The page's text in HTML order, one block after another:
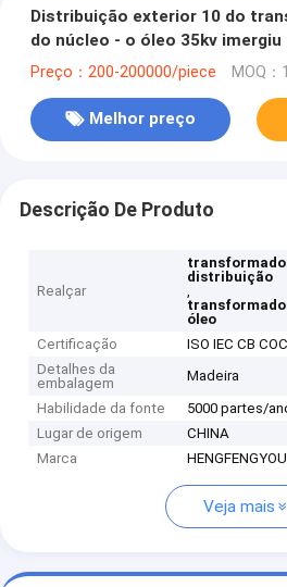
Distribuição exterior 10 do
do núcleo - o óleo 35kv
Preço：200-200000/piece MOQ：1
Melhor preço
Descrição De Produto
Realçar
distribuição
,
óleo
Certificação
ISO IEC CB
Detalhes da
embalagem
Madeira
Habilidade da fonte
5000 partes/
Lugar de origem
CHINA
Marca
HENGFENGYOU
Veja mais